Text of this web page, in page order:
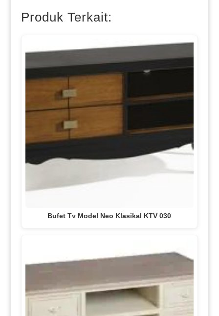
Produk Terkait:
Bufet Tv Model Neo Klasikal KTV 030